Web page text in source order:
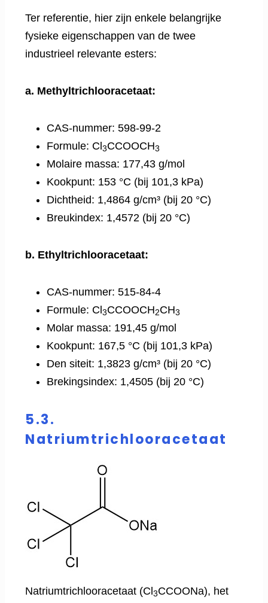
Ter referentie, hier zijn enkele belangrijke
fysieke eigenschappen van de twee
industrieel relevante esters:
a. Methyltrichlooracetaat:
CAS-nummer: 598-99-2
Formule: Cl3CCOOCH3
Molaire massa: 177,43 g/mol
Kookpunt: 153 °C (bij 101,3 kPa)
Dichtheid: 1,4864 g/cm³ (bij 20 °C)
Breukindex: 1,4572 (bij 20 °C)
b. Ethyltrichlooracetaat:
CAS-nummer: 515-84-4
Formule: Cl3CCOOCH2CH3
Molar massa: 191,45 g/mol
Kookpunt: 167,5 °C (bij 101,3 kPa)
Den siteit: 1,3823 g/cm³ (bij 20 °C)
Brekingsindex: 1,4505 (bij 20 °C)
5.3.
Natriumtrichlooracetaat
Natriumtrichlooracetaat (Cl3CCOONa), het